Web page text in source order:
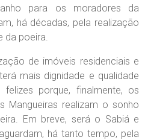
para os moradores da
há décadas, pela realização
da poeira.
de imóveis residenciais e
mais dignidade e qualidade
porque, finalmente, os
Mangueiras realizam o sonho
Em breve, será o Sabiá e
há tanto tempo, pela